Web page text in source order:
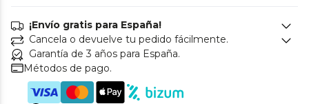
¡Envío gratis para España!
Cancela o devuelve tu pedido fácilmente.
Garantía de 3 años para España.
Métodos de pago.